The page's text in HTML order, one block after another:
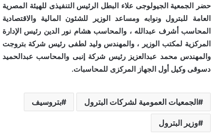
حضر الجمعية الجيولوجى علاء البطل الرئيس التنفيذى للهيئة المصرية
العامة للبترول ونوابه ومساعد الوزير للشئون المالية والاقتصادية
المحاسب أشرف عبدالله ، والمحاسب هشام نور الدين رئيس الإدارة
المركزية لمكتب الوزير ، والمهندس وليد لطفى رئيس شركة بتروجت
والمهندس محمد عبدالعزيز رئيس شركة إنبى والمحاسب عبدالحميد
دسوقى وكيل أول الجهاز المركزى للمحاسبات.
الجمعيات العمومية لشركات البترول بتروسيف
وزير البترول